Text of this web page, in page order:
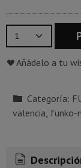
Añádelo a tu
Categoría:
valencia funko-